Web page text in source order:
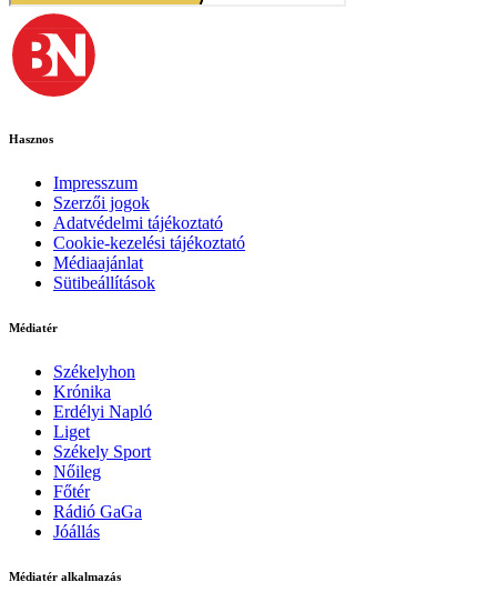
Hasznos
Impresszum
Szerzői jogok
Adatvédelmi tájékoztató
Cookie-kezelési tájékoztató
Médiaajánlat
Sütibeállítások
Médiatér
Székelyhon
Krónika
Erdélyi Napló
Liget
Székely Sport
Nőileg
Főtér
Rádió GaGa
Jóállás
Médiatér alkalmazás